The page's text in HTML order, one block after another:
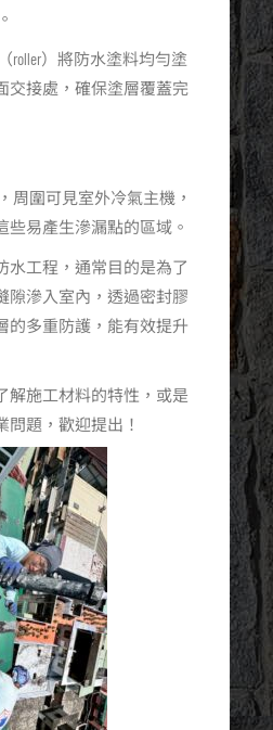
roller）將防水塗料均勻塗
交接處，確保塗層覆蓋完
周圍可見室外冷氣主機，
些易產生滲漏點的區域。
水工程，通常目的是為了
隙滲入室內，透過密封膠
的多重防護，能有效提升
解施工材料的特性，或是
問題，歡迎提出！